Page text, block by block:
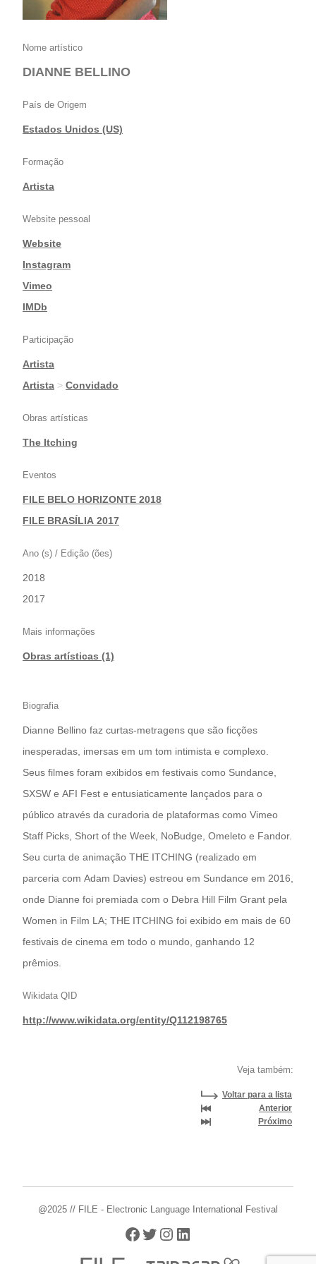
Nome artístico
DIANNE BELLINO
País de Origem
Estados Unidos (US)
Formação
Artista
Website pessoal
Website
|Instagram
|Vimeo
|IMDb
Participação
Artista
|Artista > Convidado
Obras artísticas
The Itching
Eventos
FILE BELO HORIZONTE 2018
|FILE BRASÍLIA 2017
Ano (s) / Edição (ões)
2018
|2017
Mais informações
Obras artísticas (1)
Biografia
Dianne Bellino faz curtas-metragens que são ficções
inesperadas, imersas em um tom intimista e complexo.
Seus filmes foram exibidos em festivais como Sundance,
SXSW e AFI Fest e entusiaticamente lançados para o
público através da curadoria de plataformas como Vimeo
Staff Picks, Short of the Week, NoBudge, Omeleto e Fandor.
Seu curta de animação THE ITCHING (realizado em
parceria com Adam Davies) estreou em Sundance em 2016,
onde Dianne foi premiada com o Debra Hill Film Grant pela
Women in Film LA; THE ITCHING foi exibido em mais de 60
festivais de cinema em todo o mundo, ganhando 12
prêmios.
Wikidata QID
http://www.wikidata.org/entity/Q112198765
Veja também:
Voltar para a lista
Anterior
Próximo
@2025 // FILE - Electronic Language International Festival
Facebook
Twitter
Instagram
LinkedIn